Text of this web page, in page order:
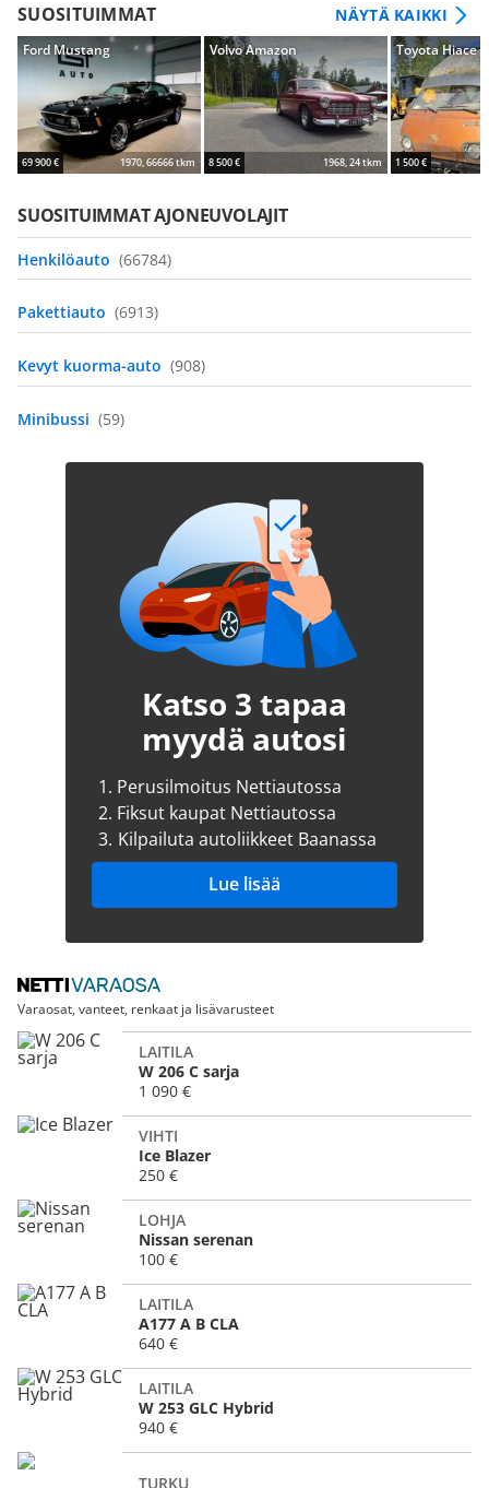
SUOSITUIMMAT NÄYTÄ KAIKKI
Ford Mustang
69 900 € 1970, 66666 tkm
Volvo Amazon
8 500 € 1968, 24 tkm
Toyota Hiace
1 500 €
SUOSITUIMMAT AJONEUVOLAJIT
(66784)
(6913)
(908)
(59)
Katso 3 tapaa
myydä autosi
1. Perusilmoitus Nettiautossa
2. Fiksut kaupat Nettiautossa
3. Kilpailuta autoliikkeet Baanassa
Lue lisää
Varaosat, vanteet, renkaat ja lisävarusteet
LAITILA
W 206 C sarja
1 090 €
VIHTI
Ice Blazer
250 €
LOHJA
Nissan serenan
100 €
LAITILA
A177 A B CLA
640 €
LAITILA
W 253 GLC Hybrid
940 €
TURKU